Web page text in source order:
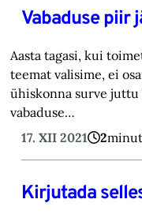
Vabaduse piir
Aasta tagasi, kui
teemat valisime, ei
ühiskonna surve juttu
vabaduse…
17. XII 2021
2
Kirjutada